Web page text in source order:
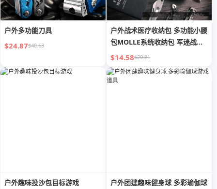
户外多功能刀具
$24.87$40.63
户外战术医疗收纳包 多功能小腰
包MOLLE系统收纳包 军迷战术
工具
$14.58$20.81
户外趣味投沙包目标游戏
户外团建趣味健身球 多彩瑜伽球